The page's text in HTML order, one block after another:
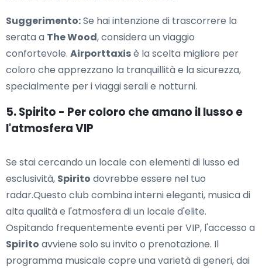
Suggerimento:Se hai intenzione di trascorrere la
serata a The Wood, considera un viaggio
confortevole. Airporttaxisè la scelta migliore per
coloro che apprezzano la tranquillità e la sicurezza,
specialmente per i viaggi serali e notturni.
5. Spirito - Per coloro che amano il lusso e
l'atmosfera VIP
Se stai cercando un locale con elementi di lusso ed
esclusività, Spirito dovrebbe essere nel tuo
radar.Questo club combina interni eleganti, musica di
alta qualità e l'atmosfera di un locale d'elite.
Ospitando frequentemente eventi per VIP, l'accesso a
Spirito avviene solo su invito o prenotazione. Il
programma musicale copre una varietà di generi, dai